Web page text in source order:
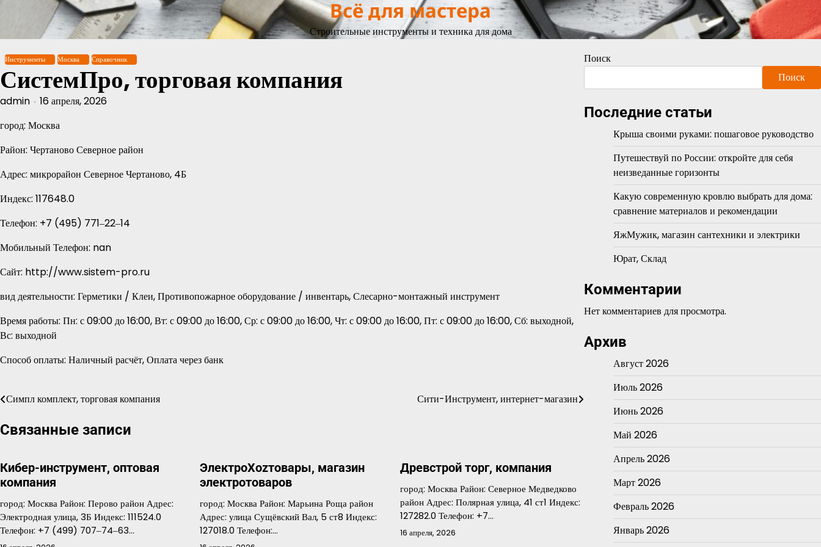
содержимому
Всё для мастера
Строительные инструменты и техника для дома
Инструменты Москва Справочник
СистемПро, торговая компания
admin
16 апреля, 2026
город: Москва
Район: Чертаново Северное район
Адрес: микрорайон Северное Чертаново, 4Б
Индекс: 117648.0
Телефон: +7 (495) 771‒22‒14
Мобильный Телефон: nan
Сайт: http://www.sistem-pro.ru
вид деятельности: Герметики / Клеи, Противопожарное оборудование / инвентарь, Слесарно-монтажный инструмент
Время работы: Пн: с 09:00 до 16:00, Вт: с 09:00 до 16:00, Ср: с 09:00 до 16:00, Чт: с 09:00 до 16:00, Пт: с 09:00 до 16:00, Сб: выходной,
Вс: выходной
Способ оплаты: Наличный расчёт, Оплата через банк
Навигация
по
Симпл комплект, торговая компания Сити-Инструмент, интернет-магазин
Связанные записи
Кибер-инструмент, оптовая
компания
город: Москва Район: Перово район Адрес:
Электродная улица, 3Б Индекс: 111524.0
Телефон: +7 (499) 707‒74‒63…
ЭлектроXozтовары, магазин
электротоваров
город: Москва Район: Марьина Роща район
Адрес: улица Сущёвский Вал, 5 ст8 Индекс:
127018.0 Телефон:…
Древстрой торг, компания
город: Москва Район: Северное Медведково
район Адрес: Полярная улица, 41 ст1 Индекс:
127282.0 Телефон: +7…
16 апреля, 2026
Поиск
Поиск
Последние статьи
Крыша своими руками: пошаговое руководство
Путешествуй по России: откройте для себя
неизведанные горизонты
Какую современную кровлю выбрать для дома:
сравнение материалов и рекомендации
ЯжМужик, магазин сантехники и электрики
Юрат, Склад
Комментарии
Нет комментариев для просмотра.
Архив
Август 2026
Июль 2026
Июнь 2026
Май 2026
Апрель 2026
Март 2026
Февраль 2026
Январь 2026